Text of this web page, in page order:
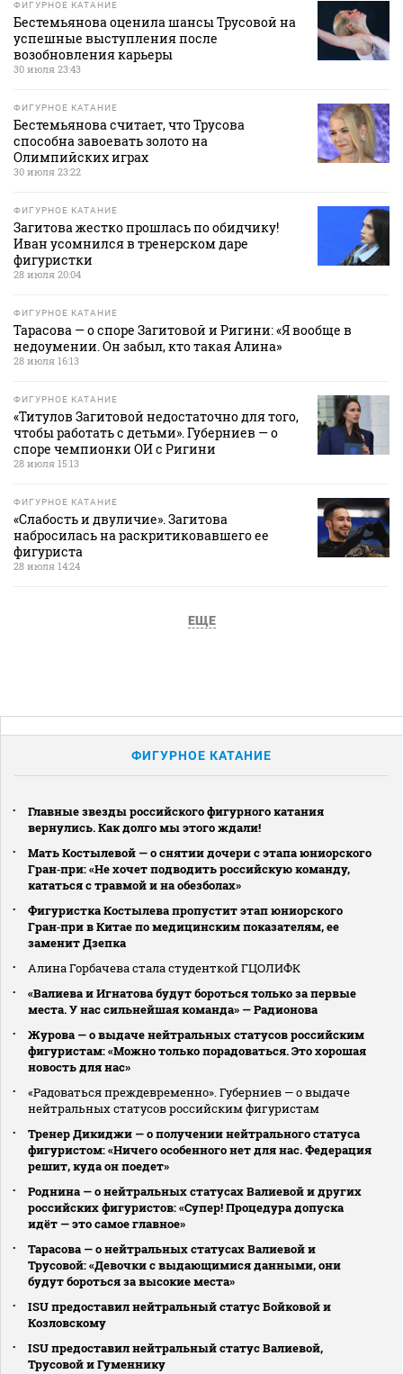
ФИГУРНОЕ КАТАНИЕ
Бестемьянова оценила шансы Трусовой на
успешные выступления после
возобновления карьеры
30 июля 23:43
ФИГУРНОЕ КАТАНИЕ
Бестемьянова считает, что Трусова
способна завоевать золото на
Олимпийских играх
30 июля 23:22
ФИГУРНОЕ КАТАНИЕ
Загитова жестко прошлась по обидчику!
Иван усомнился в тренерском даре
фигуристки
28 июля 20:04
ФИГУРНОЕ КАТАНИЕ
Тарасова — о споре Загитовой и Ригини: «Я вообще в
недоумении. Он забыл, кто такая Алина»
28 июля 16:13
ФИГУРНОЕ КАТАНИЕ
«Титулов Загитовой недостаточно для того,
чтобы работать с детьми». Губерниев — о
споре чемпионки ОИ с Ригини
28 июля 15:13
ФИГУРНОЕ КАТАНИЕ
«Слабость и двуличие». Загитова
набросилась на раскритиковавшего ее
фигуриста
28 июля 14:24
ЕЩЕ
ФИГУРНОЕ КАТАНИЕ
Главные звезды российского фигурного катания
вернулись. Как долго мы этого ждали!
Мать Костылевой — о снятии дочери с этапа юниорского
Гран‑при: «Не хочет подводить российскую команду,
кататься с травмой и на обезболах»
Фигуристка Костылева пропустит этап юниорского
Гран‑при в Китае по медицинским показателям, ее
заменит Дзепка
Алина Горбачева стала студенткой ГЦОЛИФК
«Валиева и Игнатова будут бороться только за первые
места. У нас сильнейшая команда» — Радионова
Журова — о выдаче нейтральных статусов российским
фигуристам: «Можно только порадоваться. Это хорошая
новость для нас»
«Радоваться преждевременно». Губерниев — о выдаче
нейтральных статусов российским фигуристам
Тренер Дикиджи — о получении нейтрального статуса
фигуристом: «Ничего особенного нет для нас. Федерация
решит, куда он поедет»
Роднина — о нейтральных статусах Валиевой и других
российских фигуристов: «Супер! Процедура допуска
идёт — это самое главное»
Тарасова — о нейтральных статусах Валиевой и
Трусовой: «Девочки с выдающимися данными, они
будут бороться за высокие места»
ISU предоставил нейтральный статус Бойковой и
Козловскому
ISU предоставил нейтральный статус Валиевой,
Трусовой и Гуменнику